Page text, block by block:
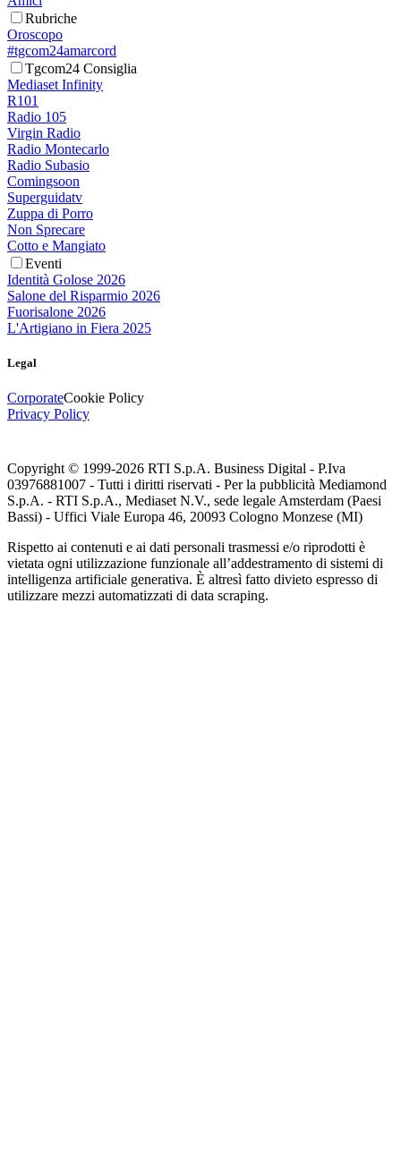
Rubriche
Oroscopo
#tgcom24amarcord
Tgcom24 Consiglia
Mediaset Infinity
R101
Radio 105
Virgin Radio
Radio Montecarlo
Radio Subasio
Comingsoon
Superguidatv
Zuppa di Porro
Non Sprecare
Cotto e Mangiato
Eventi
Identità Golose 2026
Salone del Risparmio 2026
Fuorisalone 2026
L'Artigiano in Fiera 2025
Legal
CorporateCookie Policy
Privacy Policy
Copyright © 1999-2026 RTI S.p.A. Business Digital - P.Iva
03976881007 - Tutti i diritti riservati - Per la pubblicità Mediamond
S.p.A. - RTI S.p.A., Mediaset N.V., sede legale Amsterdam (Paesi
Bassi) - Uffici Viale Europa 46, 20093 Cologno Monzese (MI)
Rispetto ai contenuti e ai dati personali trasmessi e/o riprodotti è
vietata ogni utilizzazione funzionale all’addestramento di sistemi di
intelligenza artificiale generativa. È altresì fatto divieto espresso di
utilizzare mezzi automatizzati di data scraping.